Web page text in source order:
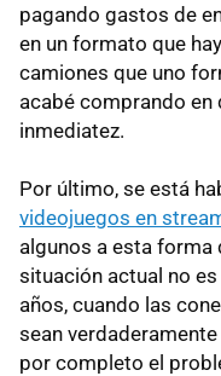
pagando gastos de
en un formato que
camiones que uno
acabé comprando
inmediatez.
Por último, se está
videojuegos en
algunos a esta forma
situación actual no
años, cuando las
sean
por completo el